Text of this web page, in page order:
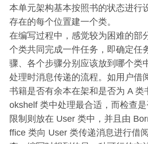
本单元架构基本按照书的状态进行
存在的每个位置建一个类。
在编写过程中，感觉较为困难的部
个类共同完成一件任务，即确定任
骤、各个步骤分别应该放到哪个类
处理时消息传递的流程。如用户借
书籍是否有余本在架和是否为 A 类
okshelf 类中处理最合适，而检查
限制则放在 User 类中，并且由
ffice 类向 User 类传递消息进行借